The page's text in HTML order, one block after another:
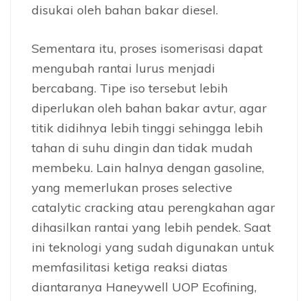
disukai oleh bahan bakar diesel.
Sementara itu, proses isomerisasi dapat
mengubah rantai lurus menjadi
bercabang. Tipe iso tersebut lebih
diperlukan oleh bahan bakar avtur, agar
titik didihnya lebih tinggi sehingga lebih
tahan di suhu dingin dan tidak mudah
membeku. Lain halnya dengan gasoline,
yang memerlukan proses selective
catalytic cracking atau perengkahan agar
dihasilkan rantai yang lebih pendek. Saat
ini teknologi yang sudah digunakan untuk
memfasilitasi ketiga reaksi diatas
diantaranya Haneywell UOP Ecofining,